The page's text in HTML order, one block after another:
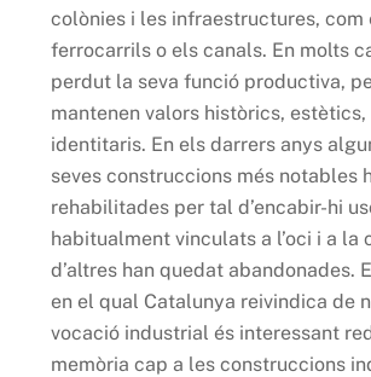
colònies i les infraestructures, com
ferrocarrils o els canals. En molts
perdut la seva funció productiva,
mantenen valors històrics,
identitaris. En els darrers anys
seves construccions més notables
rehabilitades per tal d’encabir-hi
habitualment vinculats a l’oci i a la
d’altres han quedat abandonades.
en el qual Catalunya reivindica de
vocació industrial és interessant
memòria cap a les construccions